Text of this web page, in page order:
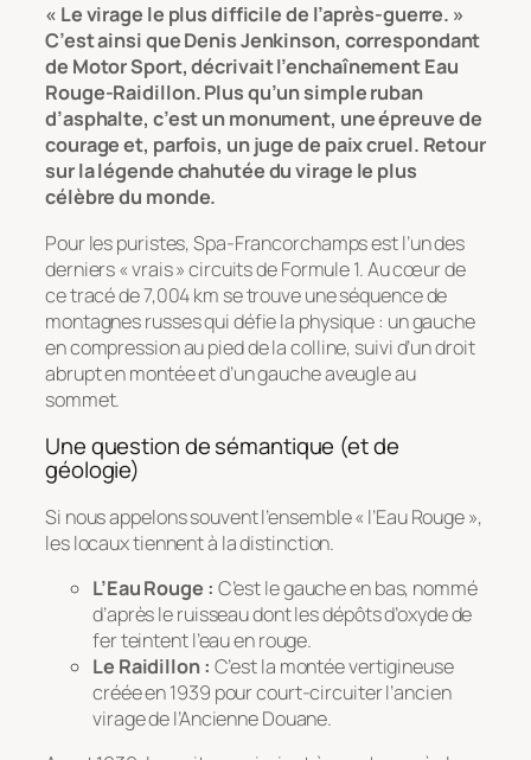
« Le virage le plus difficile de l’après-guerre. »
C’est ainsi que Denis Jenkinson, correspondant
de Motor Sport, décrivait l’enchaînement Eau
Rouge-Raidillon. Plus qu’un simple ruban
d’asphalte, c’est un monument, une épreuve de
courage et, parfois, un juge de paix cruel. Retour
sur la légende chahutée du virage le plus
célèbre du monde.
Pour les puristes, Spa-Francorchamps est l’un des
derniers « vrais » circuits de Formule 1. Au cœur de
ce tracé de 7,004 km se trouve une séquence de
montagnes russes qui défie la physique : un gauche
en compression au pied de la colline, suivi d’un droit
abrupt en montée et d’un gauche aveugle au
sommet.
Une question de sémantique (et de
géologie)
Si nous appelons souvent l’ensemble « l’Eau Rouge »,
les locaux tiennent à la distinction.
L’Eau Rouge : C’est le gauche en bas, nommé
d’après le ruisseau dont les dépôts d’oxyde de
fer teintent l’eau en rouge.
Le Raidillon : C’est la montée vertigineuse
créée en 1939 pour court-circuiter l’ancien
virage de l’Ancienne Douane.